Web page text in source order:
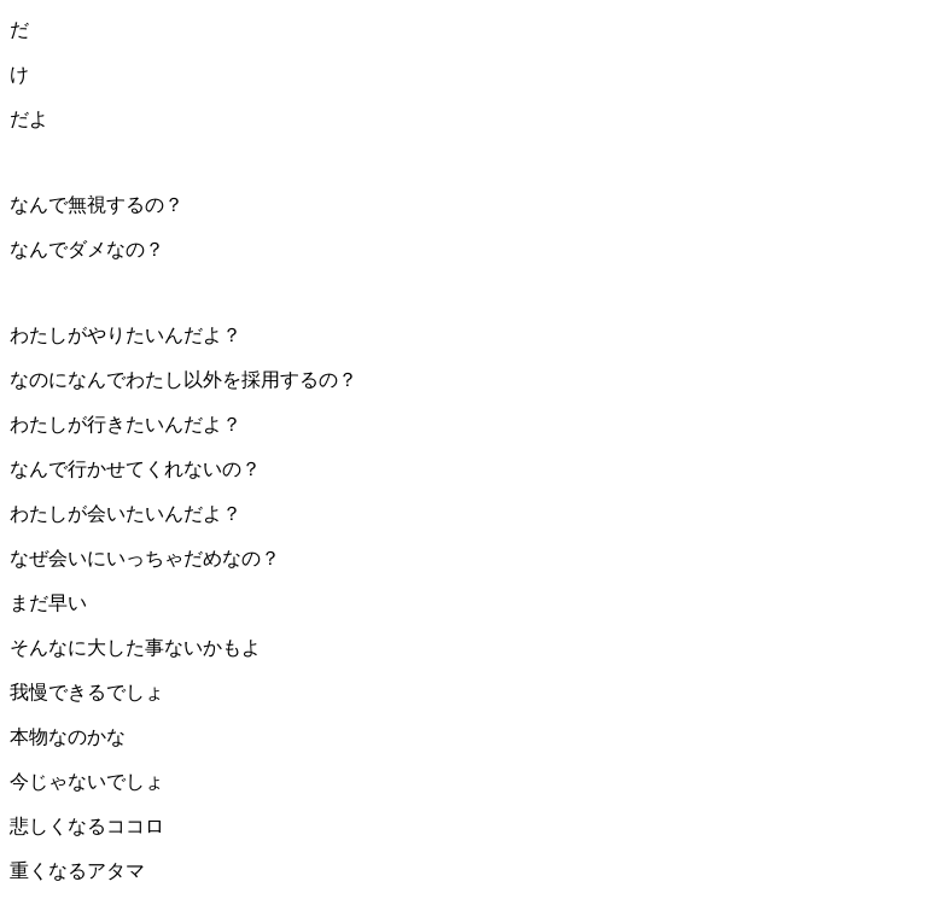
だ
け
だよ
なんで無視するの？
なんでダメなの？
わたしがやりたいんだよ？
なのになんでわたし以外を採用するの？
わたしが行きたいんだよ？
なんで行かせてくれないの？
わたしが会いたいんだよ？
なぜ会いにいっちゃだめなの？
まだ早い
そんなに大した事ないかもよ
我慢できるでしょ
本物なのかな
今じゃないでしょ
悲しくなるココロ
重くなるアタマ